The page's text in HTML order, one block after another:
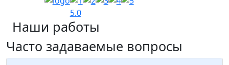
5.0
Наши работы
Часто задаваемые вопросы